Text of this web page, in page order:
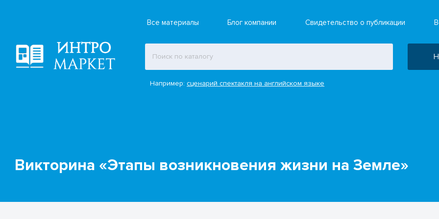
Все материалы Блог компании Свидетельство о публикации
Например:сценарий спектакля на английском языке
Викторина «Этапы возникновения жизни на Земле»